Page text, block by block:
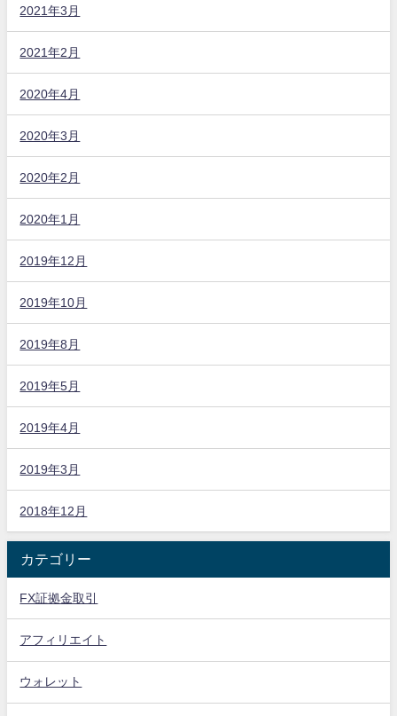
2021年3月
2021年2月
2020年4月
2020年3月
2020年2月
2020年1月
2019年12月
2019年10月
2019年8月
2019年5月
2019年4月
2019年3月
2018年12月
カテゴリー
FX証拠金取引
アフィリエイト
ウォレット